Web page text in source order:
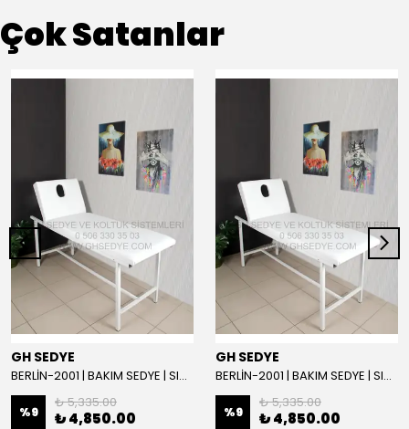
Çok Satanlar
GH SEDYE
BERLİN-2001 | BAKIM SEDYE | SIRT AYARLI | BEYAZ
%9
₺ 5,335.00
₺ 4,850.00
GH SEDYE
BERLİN-2001 | BAKIM SEDYE | SIRT AYARLI
%9
₺ 5,335.00
₺ 4,850.00